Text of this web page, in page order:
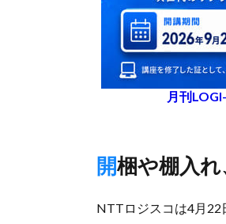
月刊
開梱や棚入
NTTロジスコは4月22